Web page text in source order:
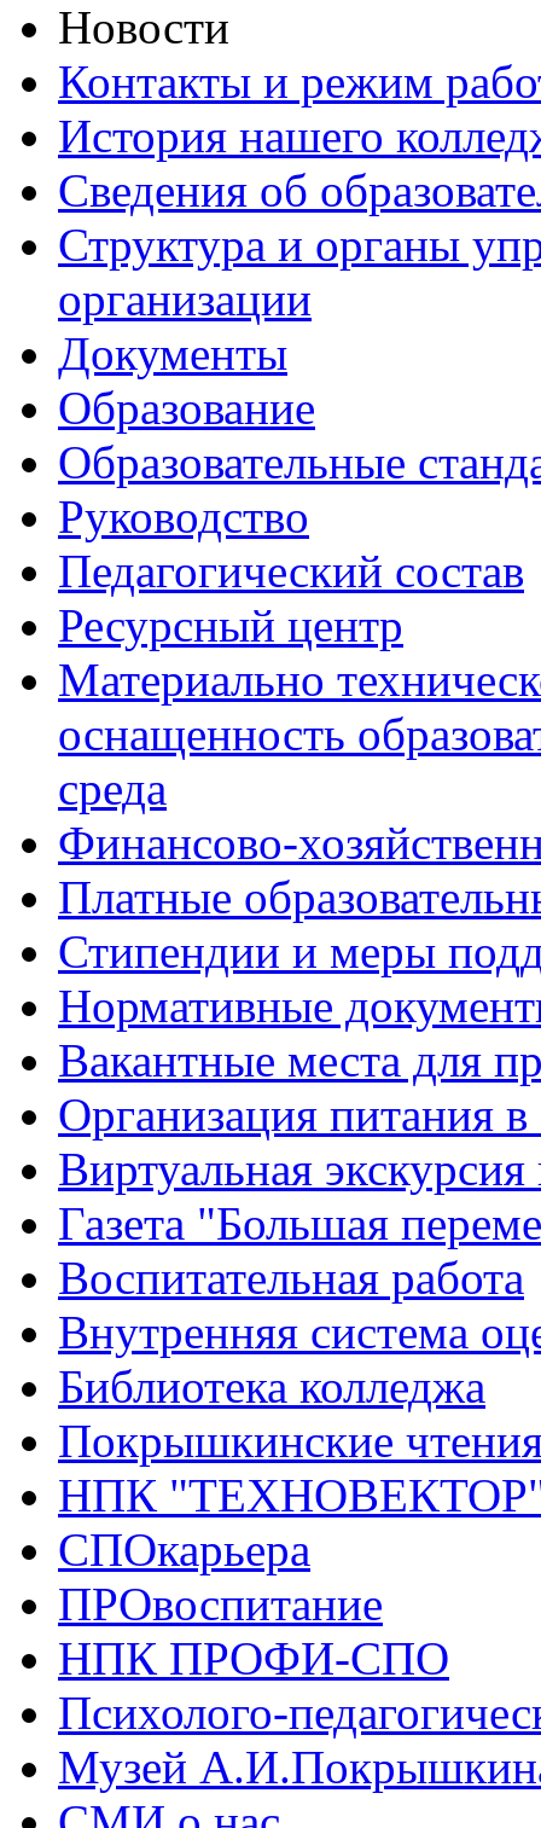
Новости
Контакты и режим
История нашего
Сведения об
Структура и органы
организации
Документы
Образование
Образовательные
Руководство
Педагогический состав
Ресурсный центр
Материально
оснащенность
среда
Финансово-
Платные
Стипендии и меры
Нормативные
Вакантные места для
Организация питания в
Виртуальная
Газета "Большая
Воспитательная работа
Внутренняя система
Библиотека колледжа
Покрышкинские
НПК
СПОкарьера
ПРОвоспитание
НПК ПРОФИ-СПО
Психолого-
Музей